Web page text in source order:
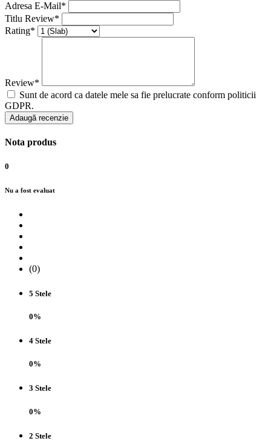
Adresa E-Mail*
Titlu Review*
Rating*
Review*
Sunt de acord ca datele mele sa fie prelucrate conform politicii
GDPR.
Adaugă recenzie
Nota produs
0
Nu a fost evaluat
(0)
5 Stele
0%
4 Stele
0%
3 Stele
0%
2 Stele